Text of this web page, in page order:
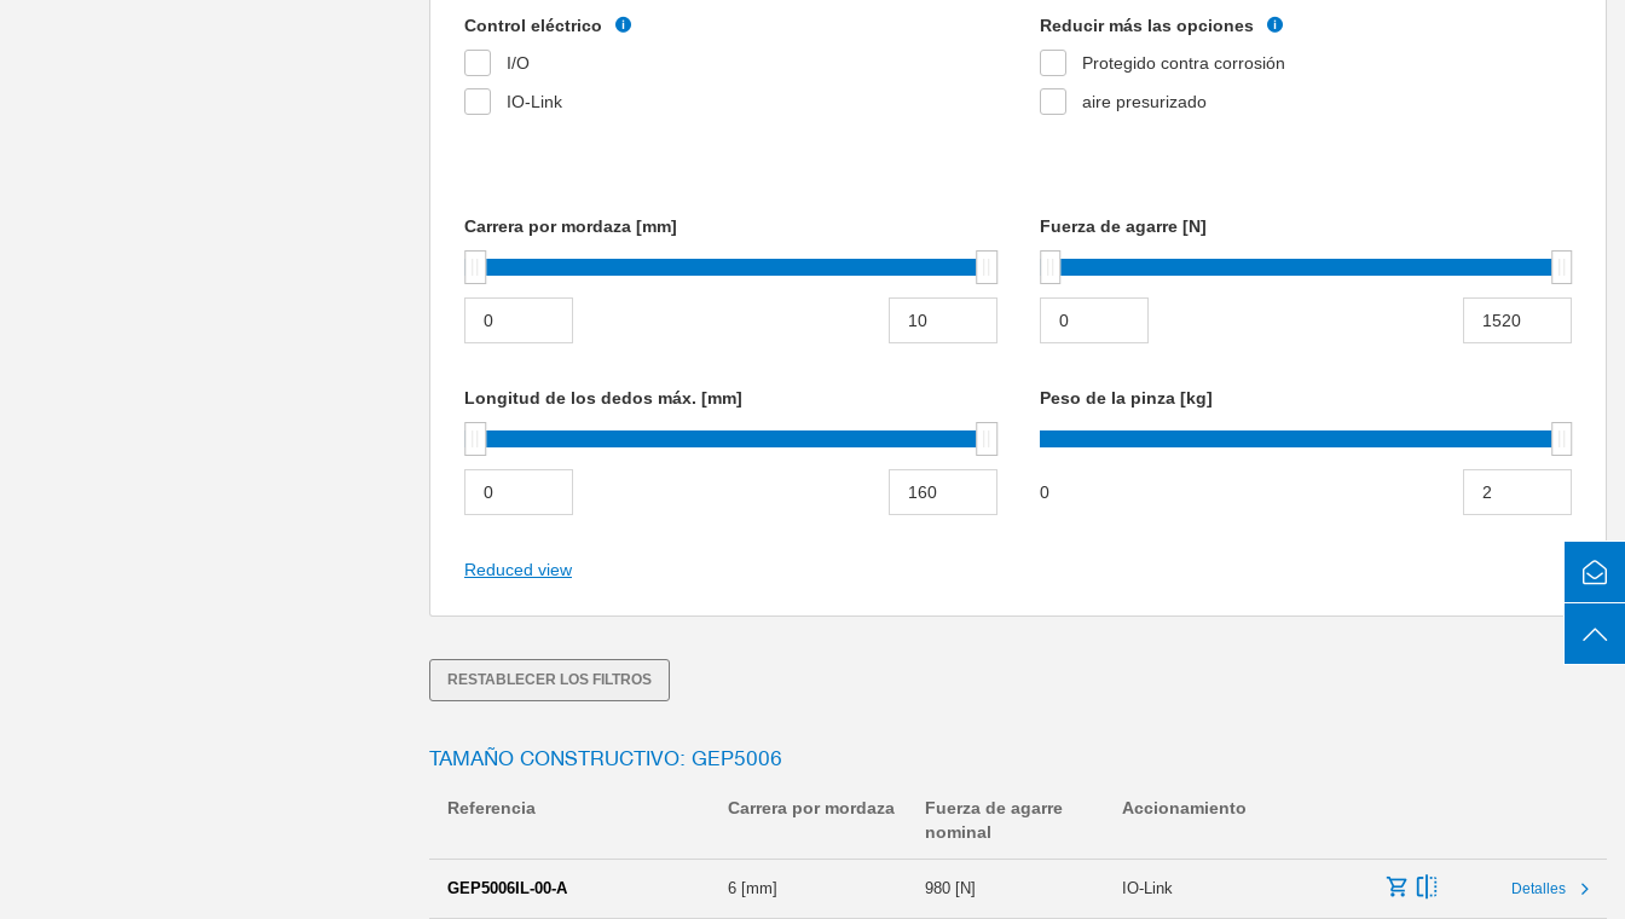
Control eléctrico
I/O
IO-Link
Reducir más las opciones
Protegido contra corrosión
aire presurizado
Carrera por mordaza [mm] Fuerza de agarre [N]
Longitud de los dedos máx. [mm] Peso de la pinza [kg]
0
Reduced view
RESTABLECER LOS FILTROS
TAMAÑO CONSTRUCTIVO: GEP5006
Referencia Carrera por mordaza
Fuerza de agarre
nominal
Accionamiento
GEP5006IL-00-A 6 [mm] 980 [N] IO-Link Detalles